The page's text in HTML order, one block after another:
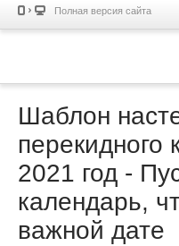
Полная версия сайта
Шаблон
перекидного
2021 год -
календарь,
важной дате